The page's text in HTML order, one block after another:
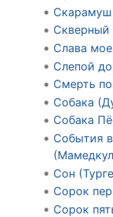
Скарамуш
Скверный
Слава
Слепой
Смерть
Собака
Собака
События
Сон
Сорок
Сорок